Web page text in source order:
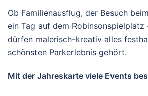
Ob Familienausflug, der Besuch
ein Tag auf dem Robinsonspielplatz
dürfen malerisch-kreativ alles
schönsten Parkerlebnis gehört.
Mit der Jahreskarte viele Events